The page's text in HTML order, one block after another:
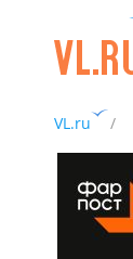
VL.ru